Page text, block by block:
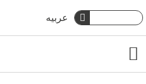
דילוג
חיפוש
חיפוש
عربيه
תפריט